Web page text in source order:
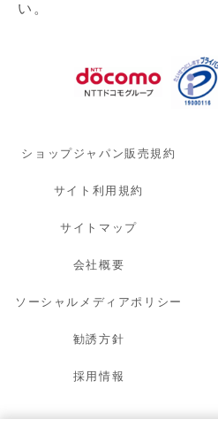
い。
ショップジャパン販売規約
サイト利用規約
サイトマップ
会社概要
ソーシャルメディアポリシー
勧誘方針
採用情報